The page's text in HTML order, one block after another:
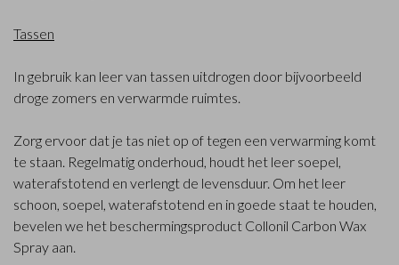
Tassen
In gebruik kan leer van tassen uitdrogen door bijvoorbeeld
droge zomers en verwarmde ruimtes.
Zorg ervoor dat je tas niet op of tegen een verwarming komt
te staan. Regelmatig onderhoud, houdt het leer soepel,
waterafstotend en verlengt de levensduur. Om het leer
schoon, soepel, waterafstotend en in goede staat te houden,
bevelen we het beschermingsproduct Collonil Carbon Wax
Spray aan.